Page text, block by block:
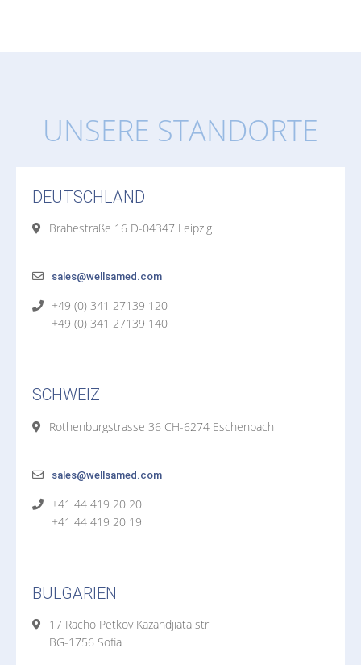
UNSERE STANDORTE
DEUTSCHLAND
Brahestraße 16 D-04347 Leipzig
sales@wellsamed.com
+49 (0) 341 27139 120
+49 (0) 341 27139 140
SCHWEIZ
Rothenburgstrasse 36 CH-6274 Eschenbach
sales@wellsamed.com
+41 44 419 20 20
+41 44 419 20 19
BULGARIEN
17 Racho Petkov Kazandjiata str
BG-1756 Sofia